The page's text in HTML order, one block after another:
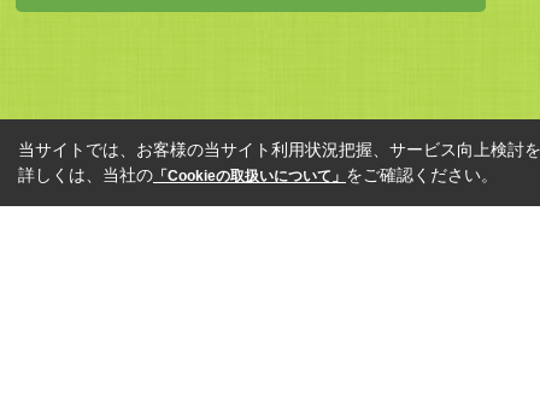
当サイトでは、お客様の当サイト利用状況把握、サービス向上検討
詳しくは、当社の 「Cookieの取扱いについて」 をご確認ください。